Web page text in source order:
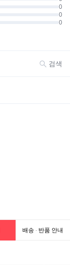
배송 · 반품 안내